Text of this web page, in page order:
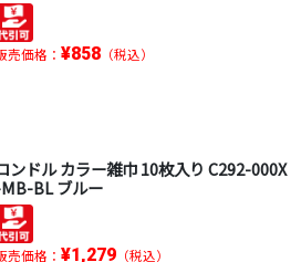
売価格： ¥858（税込）
ンドル カラー雑巾 10枚入り C292-000X
BL ブルー
売価格： ¥1,279（税込）